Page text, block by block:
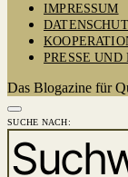
IMPRESSUM
PRESSE
Das Blogazine für
SUCHE NACH: